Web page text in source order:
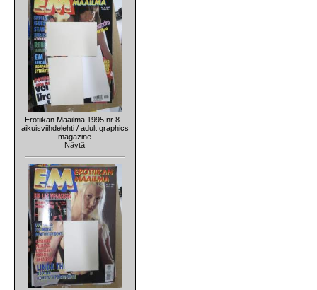
Erotiikan Maailma 1995 nr 8 -
aikuisviihdelehti / adult graphics
magazine
Näytä